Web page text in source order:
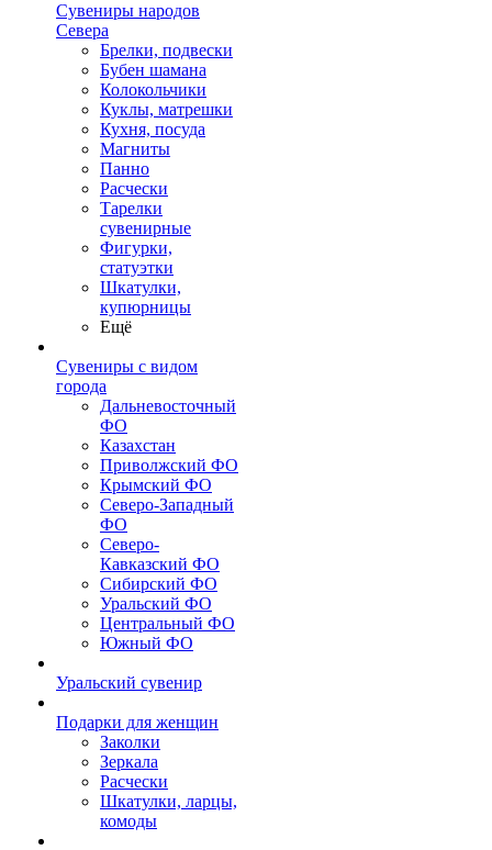
Сувениры народов
Севера
Брелки, подвески
Бубен шамана
Колокольчики
Куклы, матрешки
Кухня, посуда
Магниты
Панно
Расчески
Тарелки
сувенирные
Фигурки,
статуэтки
Шкатулки,
купюрницы
Ещё
Сувениры с видом
города
Дальневосточный
ФО
Казахстан
Приволжский ФО
Крымский ФО
Северо-Западный
ФО
Северо-
Кавказский ФО
Сибирский ФО
Уральский ФО
Центральный ФО
Южный ФО
Уральский сувенир
Подарки для женщин
Заколки
Зеркала
Расчески
Шкатулки, ларцы,
комоды